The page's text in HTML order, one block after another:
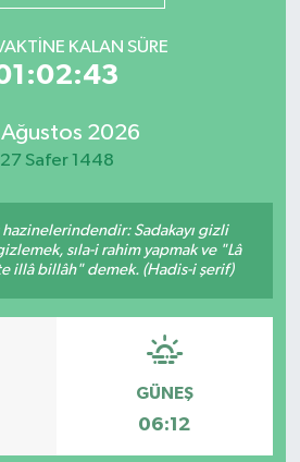
KALAN SÜRE
Ağustos 2026
27 Safer 1448
Sadakayı gizli
sıla-i rahim yapmak ve "Lâ
illâ billâh" demek. (Hadis-i şerif)
GÜNEŞ
06:12